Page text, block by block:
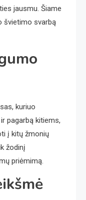
jausmu. Šiame
švietimo svarbą
kuriuo
pagarbą kitiems,
į kitų žmonių
žodinį
priėmimą.